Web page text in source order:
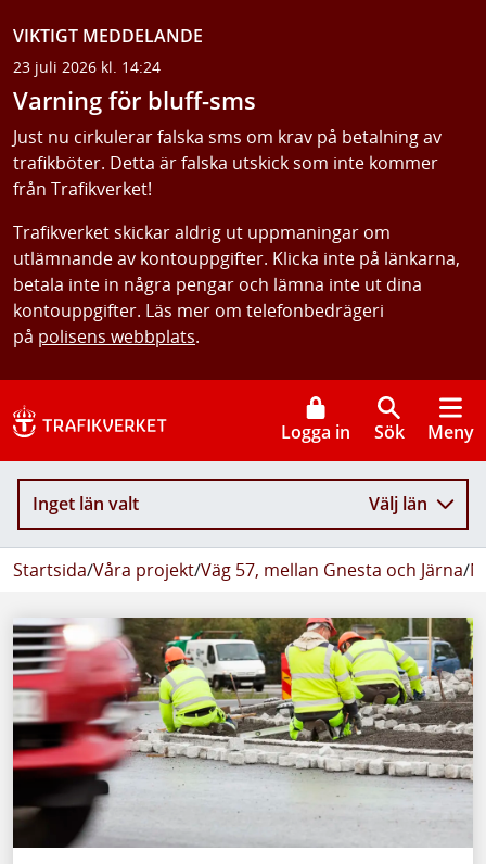
VIKTIGT MEDDELANDE
23 juli 2026 kl. 14:24
Varning för bluff-sms
Just nu cirkulerar falska sms om krav på betalning av
trafikböter. Detta är falska utskick som inte kommer
från Trafikverket!
Trafikverket skickar aldrig ut uppmaningar om
utlämnande av kontouppgifter. Klicka inte på länkarna,
betala inte in några pengar och lämna inte ut dina
kontouppgifter. Läs mer om telefonbedrägeri
på polisens webbplats.
Logga in Sök Meny
Inget län valt Välj län
Startsida/Våra projekt/Väg 57, mellan Gnesta och Järna/